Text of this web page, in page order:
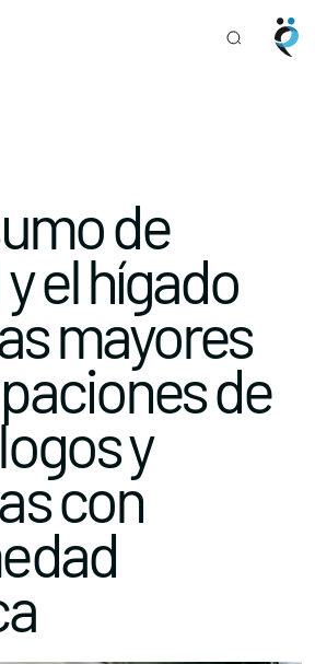
de
el hígado
mayores
de
y
con